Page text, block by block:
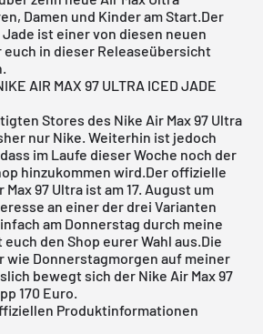
Damen und Kinder am Start.Der
Jade ist einer von diesen neuen
euch in dieser Releaseübersicht
AIR MAX 97 ULTRA ICED JADE
Stores des Nike Air Max 97 Ultra
nur Nike. Weiterhin ist jedoch
im Laufe dieser Woche noch der
hinzukommen wird.Der offizielle
Max 97 Ultra ist am 17. August um
an einer der drei Varianten
am Donnerstag durch meine
den Shop eurer Wahl aus.Die
wie Donnerstagmorgen auf meiner
bewegt sich der Nike Air Max 97
170 Euro.
Produktinformationen